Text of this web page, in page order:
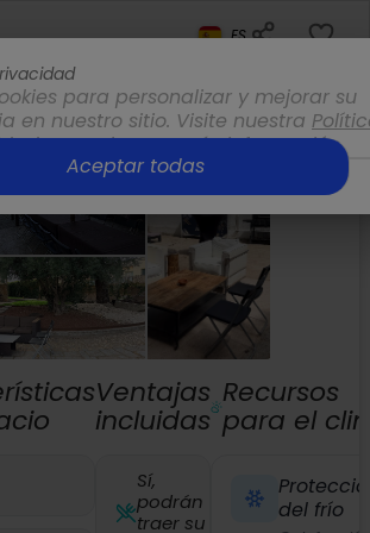
ES
Ventajas
incluidas
Sí,
podrán
traer su
Recursos
para el
del frío
para personalizar y mejorar su
en nuestro sitio. Visite nuestra
para obtener más información.
Opciones
Aceptar todas